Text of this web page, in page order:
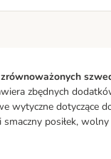
zbędnych
wytyczne dotyczące
posiłek,